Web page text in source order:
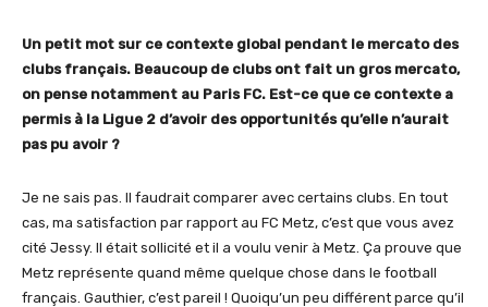
Un petit mot sur ce contexte global pendant le mercato des
clubs français. Beaucoup de clubs ont fait un gros mercato,
on pense notamment au Paris FC. Est-ce que ce contexte a
permis à la Ligue 2 d’avoir des opportunités qu’elle n’aurait
pas pu avoir ?
Je ne sais pas. Il faudrait comparer avec certains clubs. En tout
cas, ma satisfaction par rapport au FC Metz, c’est que vous avez
cité Jessy. Il était sollicité et il a voulu venir à Metz. Ça prouve que
Metz représente quand même quelque chose dans le football
français. Gauthier, c’est pareil ! Quoiqu’un peu différent parce qu’il